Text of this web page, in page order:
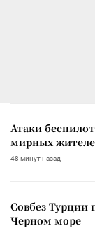
Атаки
мирных
48 минут назад
Совбез Турции
Черном море